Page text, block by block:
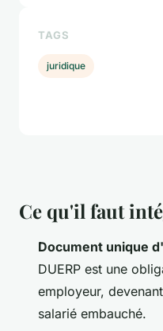
Ce qu'il faut
Document unique
DUERP est une
employeur,
salarié embauché.
TAGS
juridique